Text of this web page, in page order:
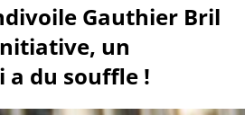
Gauthier Bril
un
du souffle !